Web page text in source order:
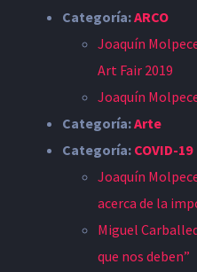
Categoría:ARCO
Joaquín
Art Fair 2019
Joaquín
Categoría:Arte
Categoría: COVID-19
Joaquín
acerca de la
Miguel
que nos deben”